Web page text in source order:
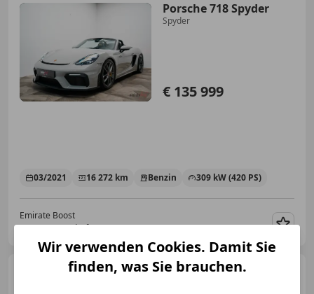
Porsche 718 Spyder
Spyder
€ 135 999
03/2021 16 272 km Benzin 309 kW (420 PS)
Emirate Boost
AT-7111 Parndorf
Porsche Cayenne
Wir verwenden Cookies. Damit Sie
finden, was Sie brauchen.